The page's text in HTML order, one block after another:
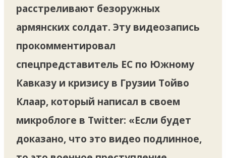
расстреливают безоружных
армянских солдат. Эту видеозапись
прокомментировал
спецпредставитель ЕС по Южному
Кавказу и кризису в Грузии Тойво
Клаар, который написал в своем
микроблоге в Twitter: «Если будет
доказано, что это видео подлинное,